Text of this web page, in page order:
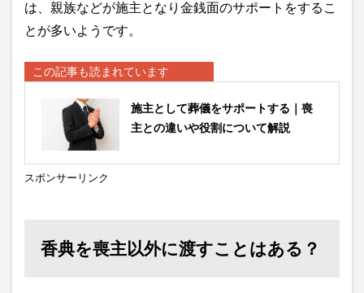
は、親族などが施主となり金銭面のサポートをするこ
とが多いようです。
この記事も読まれています
施主として葬儀をサポートする｜喪
主との違いや役割について解説
スポンサーリンク
香典を喪主以外に渡すことはある？